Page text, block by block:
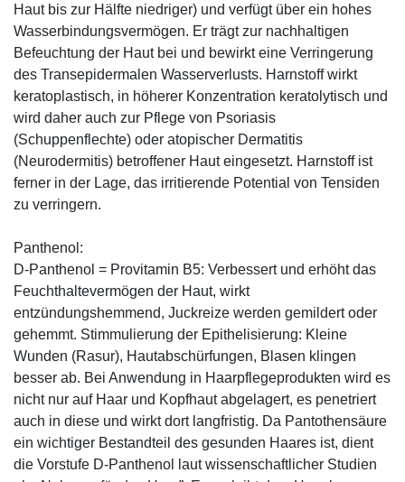
Haut bis zur Hälfte niedriger) und verfügt über ein hohes
Wasserbindungsvermögen. Er trägt zur nachhaltigen
Befeuchtung der Haut bei und bewirkt eine Verringerung
des Transepidermalen Wasserverlusts. Harnstoff wirkt
keratoplastisch, in höherer Konzentration keratolytisch und
wird daher auch zur Pflege von Psoriasis
(Schuppenflechte) oder atopischer Dermatitis
(Neurodermitis) betroffener Haut eingesetzt. Harnstoff ist
ferner in der Lage, das irritierende Potential von Tensiden
zu verringern.
Panthenol:
D-Panthenol = Provitamin B5: Verbessert und erhöht das
Feuchthaltevermögen der Haut, wirkt
entzündungshemmend, Juckreize werden gemildert oder
gehemmt. Stimmulierung der Epithelisierung: Kleine
Wunden (Rasur), Hautabschürfungen, Blasen klingen
besser ab. Bei Anwendung in Haarpflegeprodukten wird es
nicht nur auf Haar und Kopfhaut abgelagert, es penetriert
auch in diese und wirkt dort langfristig. Da Pantothensäure
ein wichtiger Bestandteil des gesunden Haares ist, dient
die Vorstufe D-Panthenol laut wissenschaftlicher Studien